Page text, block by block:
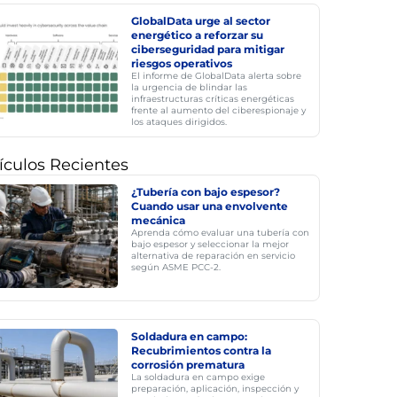
GlobalData urge al sector
energético a reforzar su
ciberseguridad para mitigar
riesgos operativos
El informe de GlobalData alerta sobre
la urgencia de blindar las
infraestructuras críticas energéticas
frente al aumento del ciberespionaje y
los ataques dirigidos.
Recientes
¿Tubería con bajo espesor?
Cuando usar una envolvente
mecánica
Aprenda cómo evaluar una tubería con
bajo espesor y seleccionar la mejor
alternativa de reparación en servicio
según ASME PCC-2.
Soldadura en campo:
Recubrimientos contra la
corrosión prematura
La soldadura en campo exige
preparación, aplicación, inspección y